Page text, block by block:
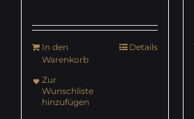
In den
Warenkorb
Details
Zur
Wunschliste
hinzufügen